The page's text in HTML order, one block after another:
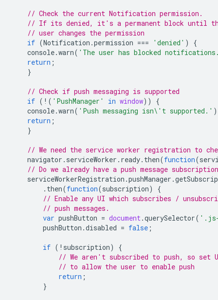
// Check the current Notification permission.
// If its denied, it's a permanent block until
// user changes the permission
if (Notification .permission === 'denied' )
{
console.warn( 'The user has blocked
return ;
}
// Check if push messaging is supported
if ( ! ( 'PushManager' in window))
{
console.warn( 'Push messaging isn\'t supported.'
return ;
}
// We need the service worker registration to
navigator . serviceWorker . ready. then(function(
// Do we already have a push message
serviceWorkerRegistration .pushManager .
. then(function(subscription)
{
// Enable any UI which subscribes /
// push messages.
var pushButton = document .querySelector( '.js-
pushButton .disabled = false ;
if ( ! subscription)
{
// We aren't subscribed to push, so set
// to allow the user to enable push
return ;
}